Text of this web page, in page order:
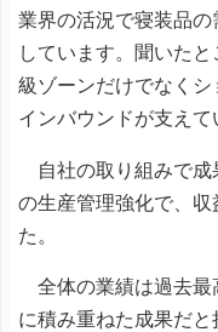
業界の活況で寝装品
しています。聞いた
級ゾーンだけでなくシ
インバウンドが支えて
自社の取り組みで成
の生産管理強化で、
た。
全体の業績は過去最
に積み重ねた成果だと